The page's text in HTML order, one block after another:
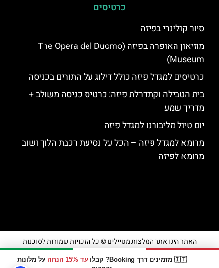
🇮🇹 מזמינים דרך Booking? קבלו עד 15% הנחה
על מלונות
כרטיסים
סיור קולינרי בפיזה
מוזיאון האופרה בפיזה (The Opera del Duomo
Museum)
כרטיסים למגדל פיזה כולל דילוג על התורים בכניסה
בית הטבילה וקתדרלת פיזה: כרטיס כניסה משולב +
מדריך שמע
יום טיול מליבורנו למגדל פיזה
מרומא למגדל פיזה – הכל על נסיעת רכבת הלוך ושוב
מרומא לפיזה
האתר הינו אתר המלצות מטיילים © כל הזכויות שמורות לסוכנות